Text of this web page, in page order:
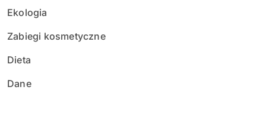
Ekologia
Zabiegi kosmetyczne
Dieta
Dane